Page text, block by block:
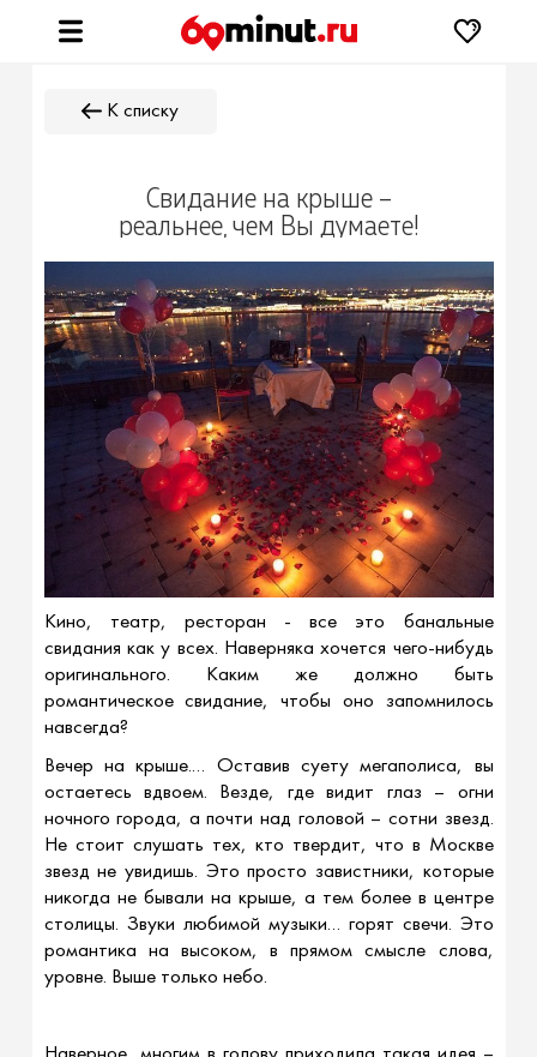
К списку
Свидание на крыше –
реальнее, чем Вы думаете!
Кино, театр, ресторан - все это банальные
свидания как у всех. Наверняка хочется чего-нибудь
оригинального. Каким же должно быть
романтическое свидание, чтобы оно запомнилось
навсегда?
Вечер на крыше.… Оставив суету мегаполиса, вы
остаетесь вдвоем. Везде, где видит глаз – огни
ночного города, а почти над головой – сотни звезд.
Не стоит слушать тех, кто твердит, что в Москве
звезд не увидишь. Это просто завистники, которые
никогда не бывали на крыше, а тем более в центре
столицы. Звуки любимой музыки… горят свечи. Это
романтика на высоком, в прямом смысле слова,
уровне. Выше только небо.